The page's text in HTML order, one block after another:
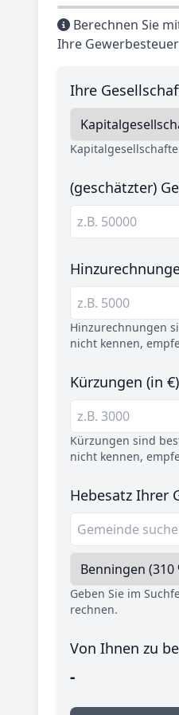
Berechnen Sie
Ihre
Ihre
(geschätzter)
Hinzurechnungen
nicht kennen,
Kürzungen (in
Kürzungen sind
nicht kennen,
Hebesatz Ihrer
Geben Sie im
rechnen.
Von Ihnen zu
-